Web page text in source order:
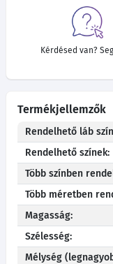
Kérdésed van?
Termékjellemzők
Rendelhető láb
Rendelhető színek:
Több színben
Több méretben
Magasság:
Szélesség:
Mélység